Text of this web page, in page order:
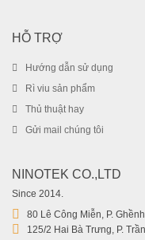
HỖ TRỢ
Hướng dẫn sử dụng
Rì viu sản phẩm
Thủ thuật hay
Gửi mail chúng tôi
NINOTEK CO.,LTD
Since 2014.
80 Lê Công Miễn, P.
125/2 Hai Bà Trưng, P.